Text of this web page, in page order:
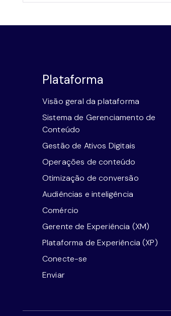
Plataforma
Visão geral da plataforma
Sistema de Gerenciamento de
Conteúdo
Gestão de Ativos Digitais
Operações de conteúdo
Otimização de conversão
Audiências e inteligência
Comércio
Gerente de Experiência (XM)
Plataforma de Experiência (XP)
Conecte-se
Enviar